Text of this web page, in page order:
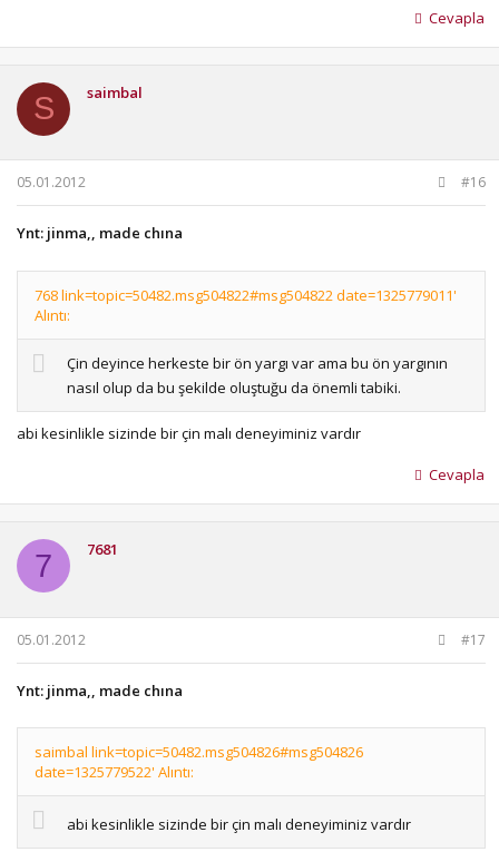
Cevapla
S saimbal
05.01.2012 #16
Ynt: jinma,, made chına
768 link=topic=50482.msg504822#msg504822 date=1325779011'
Alıntı:
Çin deyince herkeste bir ön yargı var ama bu ön yargının
nasıl olup da bu şekilde oluştuğu da önemli tabiki.
abi kesinlikle sizinde bir çin malı deneyiminiz vardır
Cevapla
7 7681
05.01.2012 #17
Ynt: jinma,, made chına
saimbal link=topic=50482.msg504826#msg504826
date=1325779522' Alıntı:
abi kesinlikle sizinde bir çin malı deneyiminiz vardır